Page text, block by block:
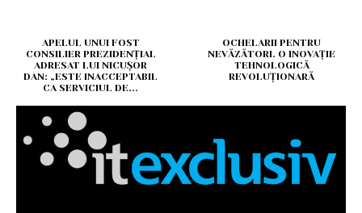
APELUL UNUI FOST
CONSILIER PREZIDENȚIAL
ADRESAT LUI NICUȘOR
DAN: „ESTE INACCEPTABIL
CA SERVICIUL DE...
OCHELARII PENTRU
NEVĂZĂTORI. O INOVAȚIE
TEHNOLOGICĂ
REVOLUȚIONARĂ